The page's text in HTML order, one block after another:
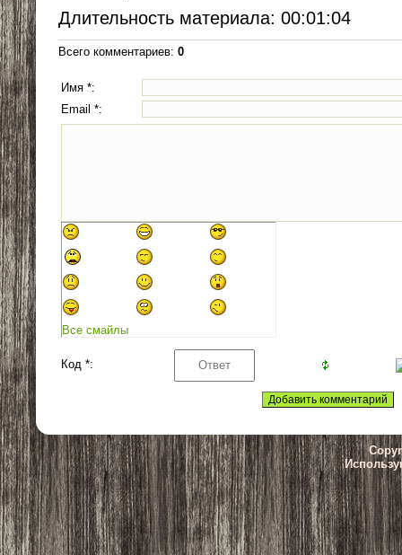
Длительность материала: 00:01:04
Всего комментариев: 0
Имя *:
Email *:
Все смайлы
Код *: